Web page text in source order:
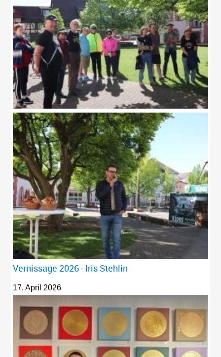
Vernissage 2026 - Iris Stehlin
17. April 2026